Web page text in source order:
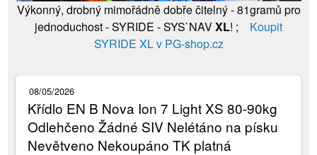
Výkonný, drobný mimořádně dobře čitelný - 81gramů pro
jednoduchost - SYRIDE - SYS`NAVXL! ;
Koupit
SYRIDE XL v PG-shop.cz
08/05/2026
Křídlo EN B Nova Ion 7 Light XS 80-90kg
Odlehčeno Žádné SIV Nelétáno na písku
Nevětveno Nekoupáno TK platná